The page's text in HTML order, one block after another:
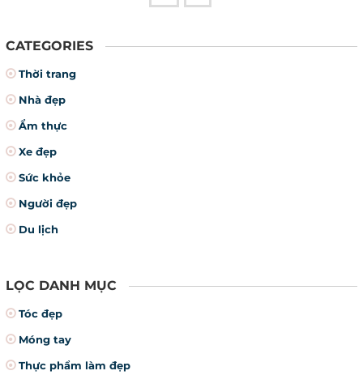
CATEGORIES
Thời trang
Nhà đẹp
Ẩm thực
Xe đẹp
Sức khỏe
Người đẹp
Du lịch
LỌC DANH MỤC
Tóc đẹp
Móng tay
Thực phẩm làm đẹp